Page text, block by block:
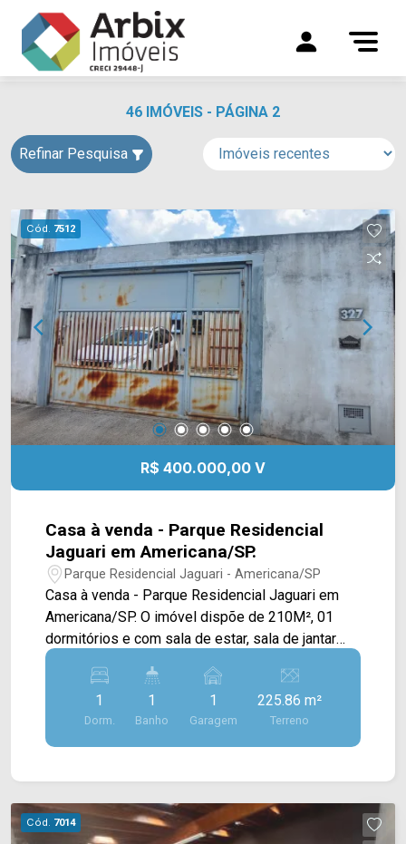
46 IMÓVEIS - PÁGINA 2
Refinar Pesquisa
Cód. 7512
R$ 400.000,00 V
Casa à venda - Parque Residencial
Jaguari em Americana/SP.
Parque Residencial Jaguari - Americana/SP
Casa à venda - Parque Residencial Jaguari em
Americana/SP. O imóvel dispõe de 210M², 01
dormitórios e com sala de estar, sala de jantar
conjugado com a cozinha, área de serviço. > 01
dormitórios > 02 banheiros, sendo 02 sociais; >
01 vaga de garagem. Aceita financiamento. Não
aceita permuta. Localizado em Americana, o
imóvel contém uma área com diversos
saúde, escolas e entre outros. Entre em contato
com a nossa equipe de vendas e agende a sua
1
Dorm.
1
Banho
1
Garagem
225.86 m²
Terreno
Cód. 7014